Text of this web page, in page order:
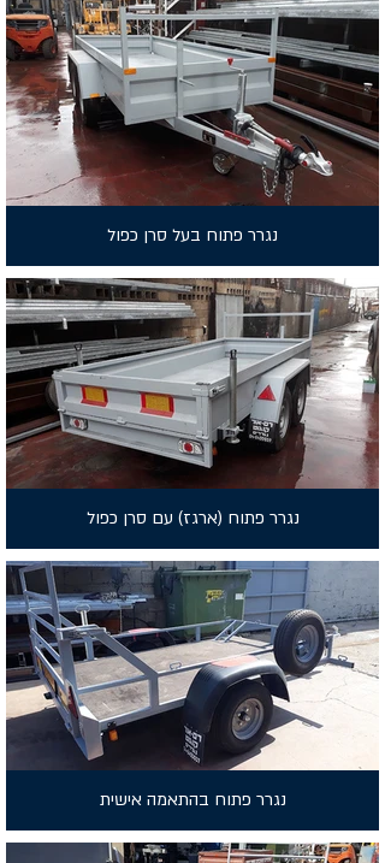
נגרר פתוח בעל סרן כפול
נגרר פתוח (ארגז) עם סרן כפול
נגרר פתוח בהתאמה אישית